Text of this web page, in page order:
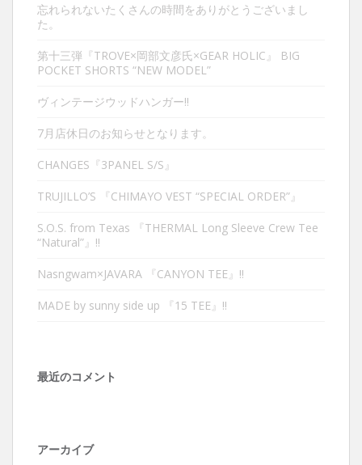
忘れられないたくさんの時間をありがとうございまし
た。
第十三弾『TROVE×岡部文彦氏×GEAR HOLIC』 BIG
POCKET SHORTS “NEW MODEL”
ヴィンテージウッドハンガー‼︎
7月店休日のお知らせとなります。
CHANGES『3PANEL S/S』
TRUJILLO’S 『CHIMAYO VEST “SPECIAL ORDER”』
S.O.S. from Texas 『THERMAL Long Sleeve Crew Tee
“Natural”』‼︎
Nasngwam×JAVARA 『CANYON TEE』‼︎
MADE by sunny side up 『15 TEE』‼︎
最近のコメント
アーカイブ